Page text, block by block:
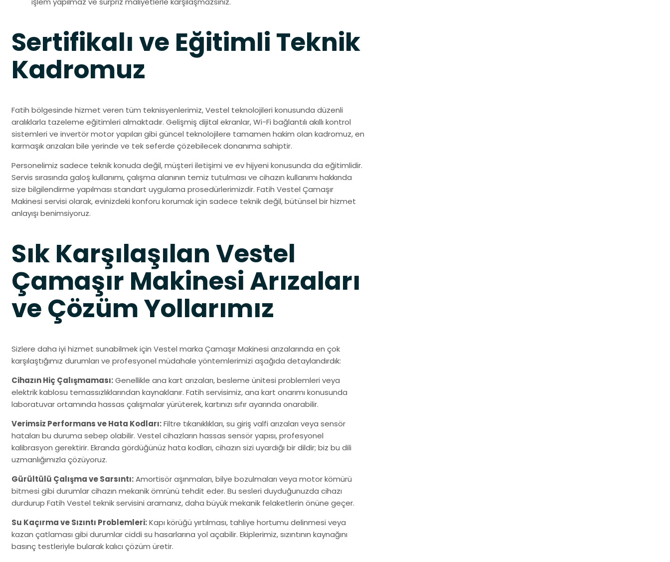
Sertifikalı ve Eğitimli Teknik
Kadromuz
Fatih bölgesinde hizmet veren tüm teknisyenlerimiz, Vestel teknolojileri konusunda düzenli
aralıklarla tazeleme eğitimleri almaktadır. Gelişmiş dijital ekranlar, Wi-Fi bağlantılı akıllı kontrol
sistemleri ve invertör motor yapıları gibi güncel teknolojilere tamamen hakim olan kadromuz, en
karmaşık arızaları bile yerinde ve tek seferde çözebilecek donanıma sahiptir.
Personelimiz sadece teknik konuda değil, müşteri iletişimi ve ev hijyeni konusunda da eğitimlidir.
Servis sırasında galoş kullanımı, çalışma alanının temiz tutulması ve cihazın kullanımı hakkında
size bilgilendirme yapılması standart uygulama prosedürlerimizdir. Fatih Vestel Çamaşır
Makinesi servisi olarak, evinizdeki konforu korumak için sadece teknik değil, bütünsel bir hizmet
anlayışı benimsiyoruz.
Sık Karşılaşılan Vestel
Çamaşır Makinesi Arızaları
ve Çözüm Yollarımız
Sizlere daha iyi hizmet sunabilmek için Vestel marka Çamaşır Makinesi arızalarında en çok
karşılaştığımız durumları ve profesyonel müdahale yöntemlerimizi aşağıda detaylandırdık:
Cihazın Hiç Çalışmaması:Genellikle ana kart arızaları, besleme ünitesi problemleri veya
elektrik kablosu temassızlıklarından kaynaklanır. Fatih servisimiz, ana kart onarımı konusunda
laboratuvar ortamında hassas çalışmalar yürüterek, kartınızı sıfır ayarında onarabilir.
Verimsiz Performans ve Hata Kodları:Filtre tıkanıklıkları, su giriş valfi arızaları veya sensör
hataları bu duruma sebep olabilir. Vestel cihazların hassas sensör yapısı, profesyonel
kalibrasyon gerektirir. Ekranda gördüğünüz hata kodları, cihazın sizi uyardığı bir dildir; biz bu dili
uzmanlığımızla çözüyoruz.
Gürültülü Çalışma ve Sarsıntı:Amortisör aşınmaları, bilye bozulmaları veya motor kömürü
bitmesi gibi durumlar cihazın mekanik ömrünü tehdit eder. Bu sesleri duyduğunuzda cihazı
durdurup Fatih Vestel teknik servisini aramanız, daha büyük mekanik felaketlerin önüne geçer.
Su Kaçırma ve Sızıntı Problemleri:Kapı körüğü yırtılması, tahliye hortumu delinmesi veya
kazan çatlaması gibi durumlar ciddi su hasarlarına yol açabilir. Ekiplerimiz, sızıntının kaynağını
basınç testleriyle bularak kalıcı çözüm üretir.